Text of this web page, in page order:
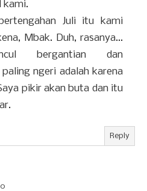
kami.
Juli itu kami
Mbak. Duh, rasanya...
bergantian dan
ngeri adalah karena
pikir akan buta dan itu
Reply